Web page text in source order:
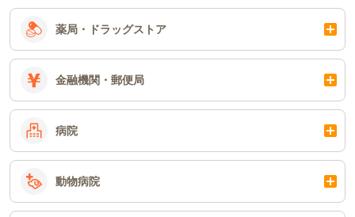
薬局・ドラッグストア
金融機関・郵便局
病院
動物病院